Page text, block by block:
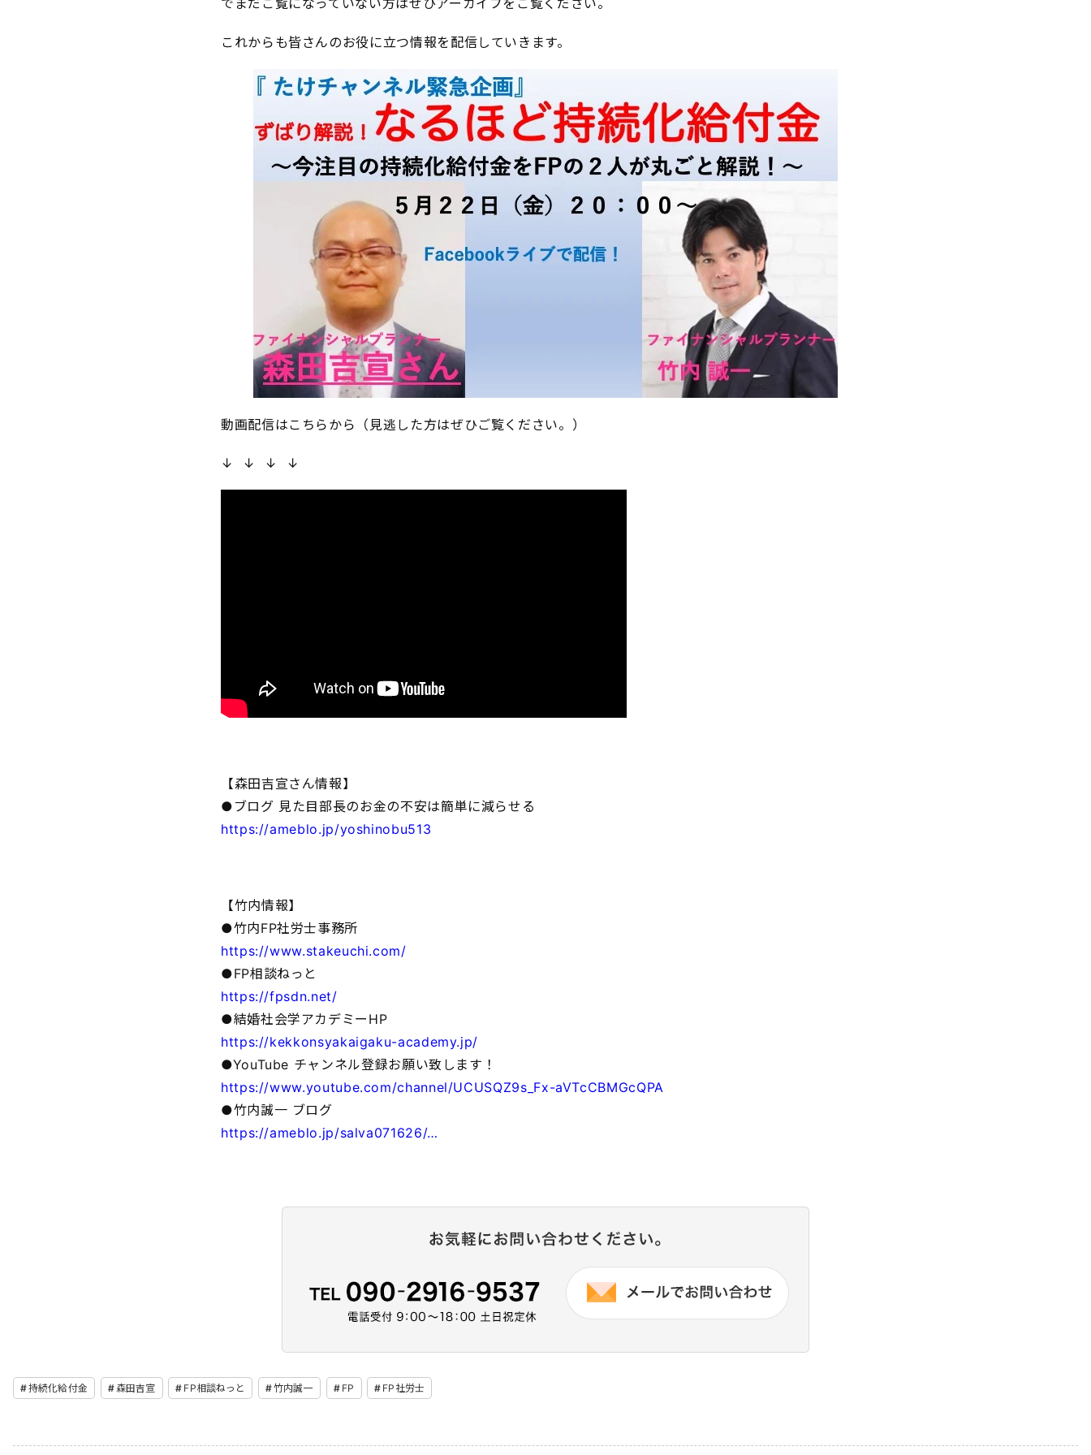
でまだご覧になっていない方はぜひアーカイブをご覧ください。
これからも皆さんのお役に立つ情報を配信していきます。
動画配信はこちらから（見逃した方はぜひご覧ください。）
↓ ↓ ↓ ↓
【森田吉宣さん情報】
●ブログ 見た目部長のお金の不安は簡単に減らせる
https://ameblo.jp/yoshinobu513
【竹内情報】
●竹内FP社労士事務所
https://www.stakeuchi.com/
●FP相談ねっと
https://fpsdn.net/
●結婚社会学アカデミーHP
https://kekkonsyakaigaku-academy.jp/
●YouTube チャンネル登録お願い致します！
https://www.youtube.com/channel/UCUSQZ9s_Fx-aVTcCBMGcQPA
●竹内誠一 ブログ
https://ameblo.jp/salva071626/…
持続化給付金 森田吉宣 FP相談ねっと 竹内誠一 FP FP社労士